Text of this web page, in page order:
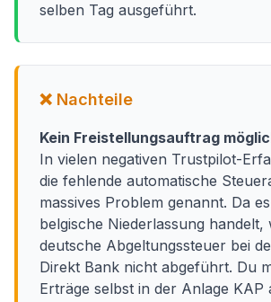
selben Tag ausgeführt.
❌ Nachteile
Kein Freistellungsauftrag
In vielen negativen Trustpilot-
die fehlende automatische
massives Problem genannt. Da
belgische Niederlassung handelt,
deutsche Abgeltungssteuer bei
Direkt Bank nicht abgeführt. Du
Erträge selbst in der Anlage KAP